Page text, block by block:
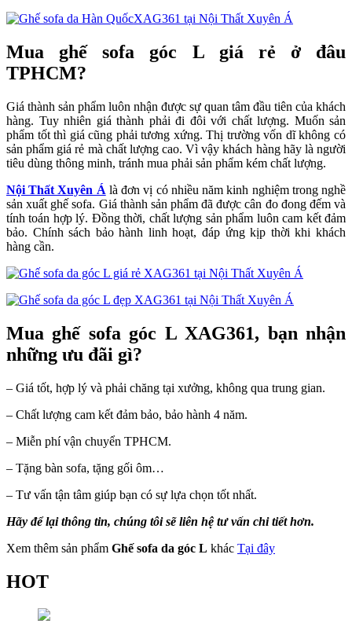
Mua ghế sofa góc L giá rẻ ở đâu
TPHCM?
Giá thành sản phẩm luôn nhận được sự quan tâm đầu tiên của khách
hàng. Tuy nhiên giá thành phải đi đôi với chất lượng. Muốn sản
phẩm tốt thì giá cũng phải tương xứng. Thị trường vốn dĩ không có
sản phẩm giá rẻ mà chất lượng cao. Vì vậy khách hàng hãy là người
tiêu dùng thông minh, tránh mua phải sản phẩm kém chất lượng.
Nội Thất Xuyên Á là đơn vị có nhiều năm kinh nghiệm trong nghề
sản xuất ghế sofa. Giá thành sản phẩm đã được cân đo đong đếm và
tính toán hợp lý. Đồng thời, chất lượng sản phẩm luôn cam kết đảm
bảo. Chính sách bảo hành linh hoạt, đáp ứng kịp thời khi khách
hàng cần.
Mua ghế sofa góc L XAG361, bạn nhận
những ưu đãi gì?
– Giá tốt, hợp lý và phải chăng tại xưởng, không qua trung gian.
– Chất lượng cam kết đảm bảo, bảo hành 4 năm.
– Miễn phí vận chuyển TPHCM.
– Tặng bàn sofa, tặng gối ôm…
– Tư vấn tận tâm giúp bạn có sự lựa chọn tốt nhất.
Hãy để lại thông tin, chúng tôi sẽ liên hệ tư vấn chi tiết hơn.
Xem thêm sản phẩm Ghế sofa da góc L khác Tại đây
HOT